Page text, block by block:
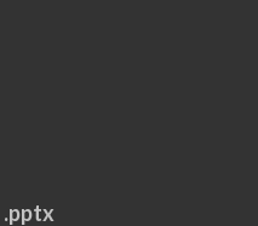
.pptx